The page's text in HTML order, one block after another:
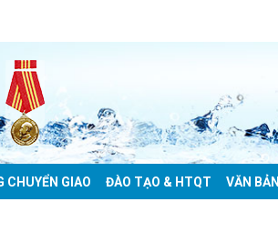
CHUYỂN GIAO ĐÀO TẠO & HTQT VĂN BẢN